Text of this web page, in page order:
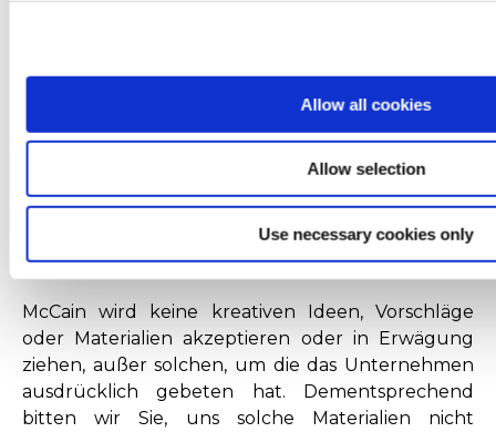
Allow all cookies
Allow selection
Use necessary cookies only
resultieren (rechtlich „Folgeschäden“ genannt);
13. verschiedener sonstiger Schäden und
Auslagen, die aus einem Verlust oder einer
Verletzung resultieren (rechtlich „Ersatz des
beiläufig entstandenen Schadens“ genannt).
Einreichungen
McCain wird keine kreativen Ideen, Vorschläge
oder Materialien akzeptieren oder in Erwägung
ziehen, außer solchen, um die das Unternehmen
ausdrücklich gebeten hat. Dementsprechend
bitten wir Sie, uns solche Materialien nicht